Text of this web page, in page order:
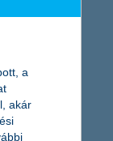
sem tűnik
a
akár